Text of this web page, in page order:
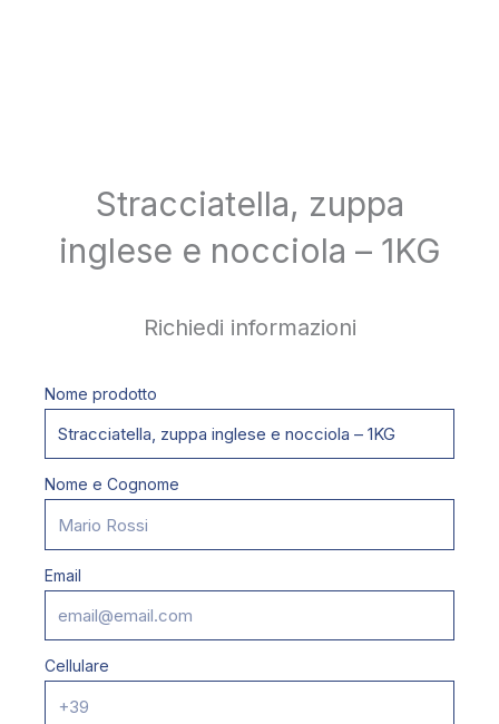
Stracciatella, zuppa
inglese e nocciola – 1KG
Richiedi informazioni
Nome prodotto
Nome e Cognome
Email
Cellulare